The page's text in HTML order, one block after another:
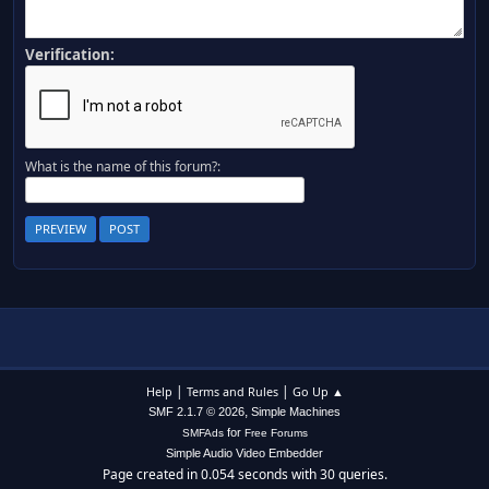
Verification:
What is the name of this forum?:
Help | Terms and Rules| Go Up ▲
SMF 2.1.7 © 2026, Simple Machines
SMFAdsfor Free Forums
Simple Audio Video Embedder
Page created in 0.054 seconds with 30 queries.